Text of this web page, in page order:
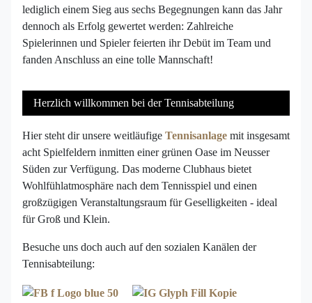
lediglich einem Sieg aus sechs Begegnungen kann das Jahr
dennoch als Erfolg gewertet werden: Zahlreiche
Spielerinnen und Spieler feierten ihr Debüt im Team und
fanden Anschluss an eine tolle Mannschaft!
Herzlich willkommen bei der Tennisabteilung
Hier steht dir unsere weitläufige Tennisanlage mit insgesamt
acht Spielfeldern inmitten einer grünen Oase im Neusser
Süden zur Verfügung. Das moderne Clubhaus bietet
Wohlfühlatmosphäre nach dem Tennisspiel und einen
großzügigen Veranstaltungsraum für Geselligkeiten - ideal
für Groß und Klein.
Besuche uns doch auch auf den sozialen Kanälen der
Tennisabteilung: